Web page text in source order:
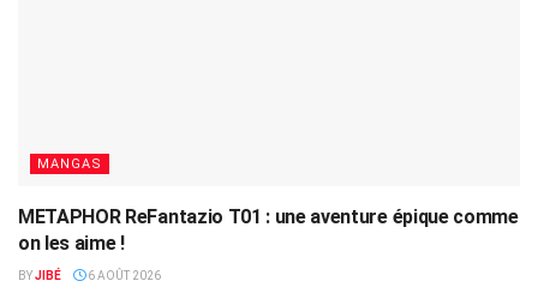
MANGAS
METAPHOR ReFantazio T01 : une aventure épique comme
on les aime !
BYJIBÉ 6 AOÛT 2026